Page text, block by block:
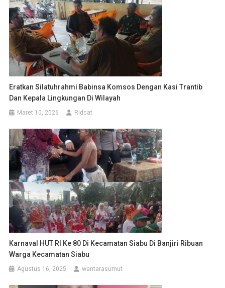
Eratkan Silatuhrahmi Babinsa Komsos Dengan Kasi Trantib
Dan Kepala Lingkungan Di Wilayah
Maret 10, 2026 Ridcat
Karnaval HUT RI Ke 80 Di Kecamatan Siabu Di Banjiri Ribuan
Warga Kecamatan Siabu
Agustus 16, 2025 wantarasumut